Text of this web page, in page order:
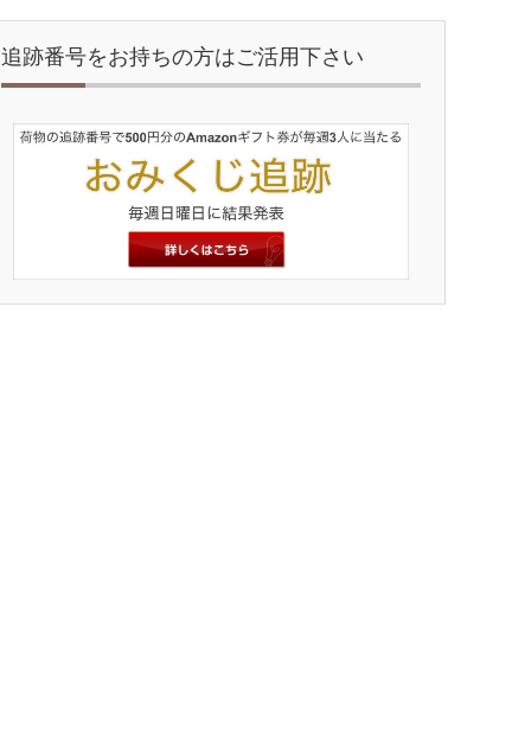
追跡番号をお持ちの方はご活用下さい